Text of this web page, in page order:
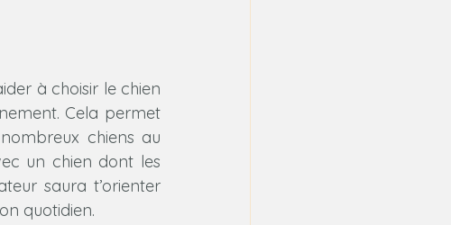
à choisir le chien
Cela permet
chiens au
un chien dont les
saura t’orienter
quotidien.